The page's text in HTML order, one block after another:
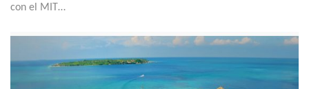
con el MIT…